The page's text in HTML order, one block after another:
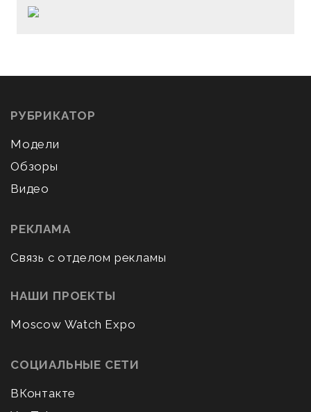
РУБРИКАТОР
Модели
Обзоры
Видео
РЕКЛАМА
Связь с отделом рекламы
НАШИ ПРОЕКТЫ
Moscow Watch Expo
СОЦИАЛЬНЫЕ СЕТИ
ВКонтакте